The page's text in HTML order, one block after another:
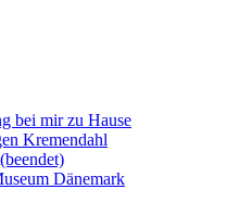
bei mir zu Hause
Kremendahl
Dänemark